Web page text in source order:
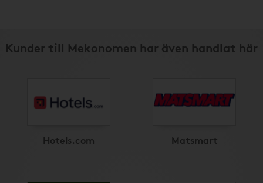
Kunder till Mekonomen har även handlat här
Hotels.com Matsmart